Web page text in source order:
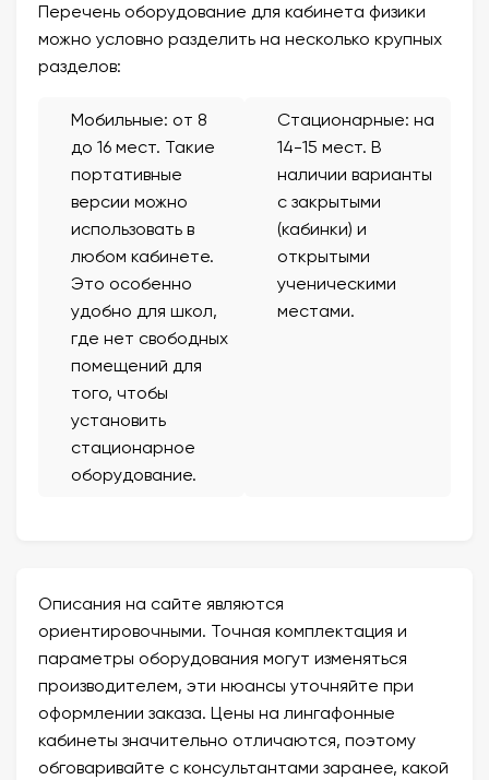
Перечень оборудование для кабинета физики
можно условно разделить на несколько крупных
разделов:
Мобильные: от 8
до 16 мест. Такие
портативные
версии можно
использовать в
любом кабинете.
Это особенно
удобно для школ,
где нет свободных
помещений для
того, чтобы
установить
стационарное
оборудование.
Стационарные: на
14-15 мест. В
наличии варианты
с закрытыми
(кабинки) и
открытыми
ученическими
местами.
Описания на сайте являются
ориентировочными. Точная комплектация и
параметры оборудования могут изменяться
производителем, эти нюансы уточняйте при
оформлении заказа. Цены на лингафонные
кабинеты значительно отличаются, поэтому
обговаривайте с консультантами заранее, какой